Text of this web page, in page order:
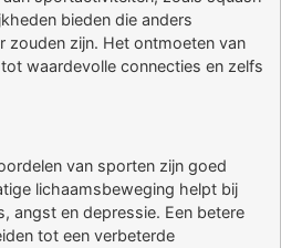
bieden die anders
zouden zijn. Het ontmoeten van
waardevolle connecties en zelfs
van sporten zijn goed
lichaamsbeweging helpt bij
angst en depressie. Een betere
tot een verbeterde